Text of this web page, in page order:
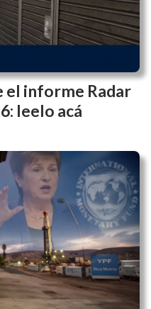
el informe Radar
leelo acá